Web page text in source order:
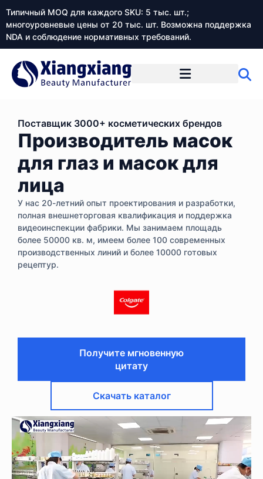
Типичный MOQ для каждого SKU: 5 тыс. шт.;
многоуровневые цены от 20 тыс. шт. Возможна поддержка
NDA и соблюдение нормативных требований.
Поставщик 3000+ косметических брендов
Производитель масок
для глаз и масок для
лица
У нас 20-летний опыт проектирования и разработки,
полная внешнеторговая квалификация и поддержка
видеоинспекции фабрики. Мы занимаем площадь
более 50000 кв. м, имеем более 100 современных
производственных линий и более 10000 готовых
рецептур.
Получите мгновенную
цитату
Скачать каталог